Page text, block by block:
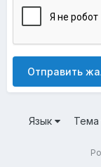
Отправить
Язык Тема